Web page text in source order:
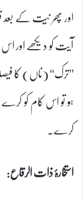
اور پھر نیت کے
آیت کو دیکھے اور
’’ترک‘‘ (ناں) کا
ہو تو اس کام کو
کرے۔
استخارۂ ذات الرقاع: